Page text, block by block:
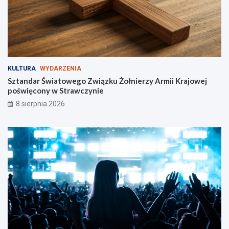
k
l
i
s
t
ó
i
p
i
e
y
c
h
KULTURA WYDARZENIA
Sztandar Światowego Związku Żołnierzy Armii Krajowej
poświęcony w Strawczynie
8 sierpnia 2026